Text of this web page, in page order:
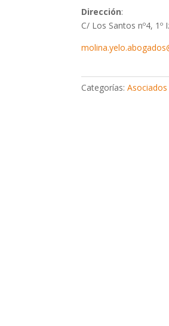
Dirección:
C/ Los Santos nº4, 1º
Categorías:Asociados